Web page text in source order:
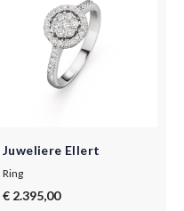
Juweliere Ellert
Ring
€ 2.395,00